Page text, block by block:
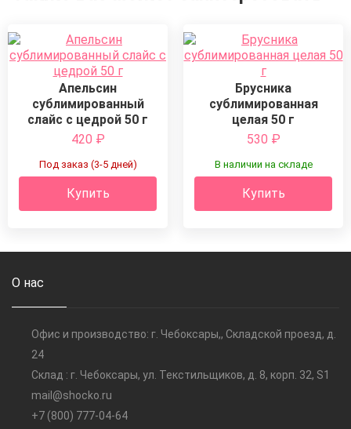
Апельсин
сублимированный
слайс с цедрой 50 г
420 ₽
Под заказ (3-5 дней)
Купить
Брусника
сублимированная
целая 50 г
530 ₽
В наличии на складе
Купить
О нас
Офис и производство: г. Чебоксары,, Складской проезд, д.
24
Склад : г. Чебоксары, ул. Текстильщиков, д. 8, корп. 32, S1
mail@shocko.ru
+7 (800) 777-04-64